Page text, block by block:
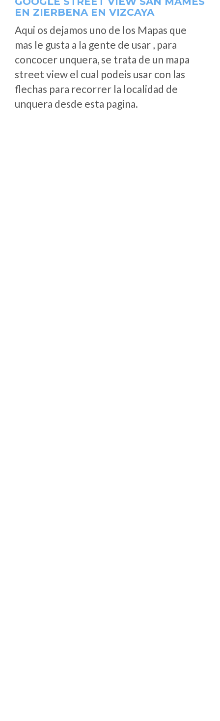
EN ZIERBENA EN VIZCAYA
Aqui os dejamos uno de los Mapas que
mas le gusta a la gente de usar , para
concocer unquera, se trata de un mapa
street view el cual podeis usar con las
flechas para recorrer la localidad de
unquera desde esta pagina.